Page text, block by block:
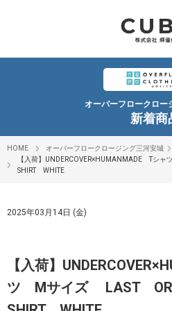
オーバーフロークロー
新着商
HOME オーバーフロークロージング三河安城
【入荷】UNDERCOVER×HUMANMADE T
SHIRT WHITE
2025年03月14日 (金)
【入荷】
ツ Mサイズ LAST